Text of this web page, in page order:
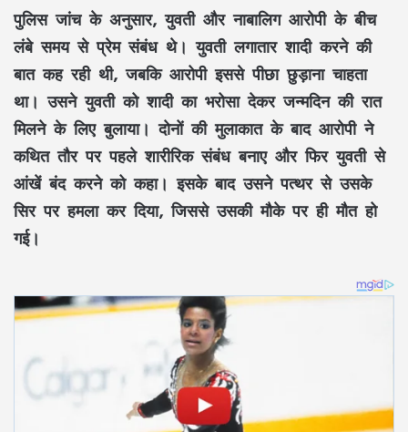
पुलिस जांच के अनुसार, युवती और नाबालिग आरोपी के बीच
लंबे समय से प्रेम संबंध थे। युवती लगातार शादी करने की
बात कह रही थी, जबकि आरोपी इससे पीछा छुड़ाना चाहता
था। उसने युवती को शादी का भरोसा देकर जन्मदिन की रात
मिलने के लिए बुलाया। दोनों की मुलाकात के बाद आरोपी ने
कथित तौर पर पहले शारीरिक संबंध बनाए और फिर युवती से
आंखें बंद करने को कहा। इसके बाद उसने पत्थर से उसके
सिर पर हमला कर दिया, जिससे उसकी मौके पर ही मौत हो
गई।